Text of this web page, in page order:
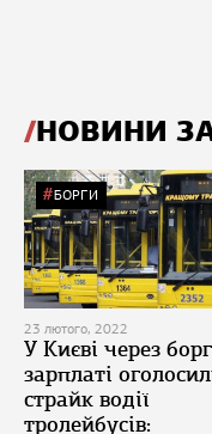
НОВИНИ
БОРГИ
23 лютого, 2022
У Києві через
зарплаті
страйк водії
тролейбусів: